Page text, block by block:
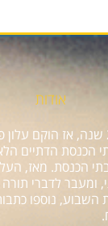
אודות
הכל התחיל לפני 25 שנה, אז
הכנסת הדתיים
הכנסת. מאז,
ומעבר לדברי תורה
נוספו כתבות